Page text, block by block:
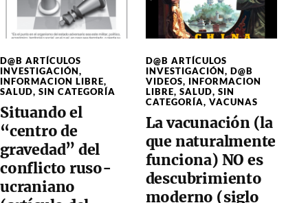
D@B ARTÍCULOS
INVESTIGACIÓN,
INFORMACION LIBRE,
SALUD, SIN CATEGORÍA
Situando el
“centro de
gravedad” del
conflicto ruso-
ucraniano
D@B ARTÍCULOS
INVESTIGACIÓN, D@B
VIDEOS, INFORMACION
LIBRE, SALUD, SIN
CATEGORÍA, VACUNAS
La vacunación (la
que naturalmente
funciona) NO es
descubrimiento
moderno (siglo